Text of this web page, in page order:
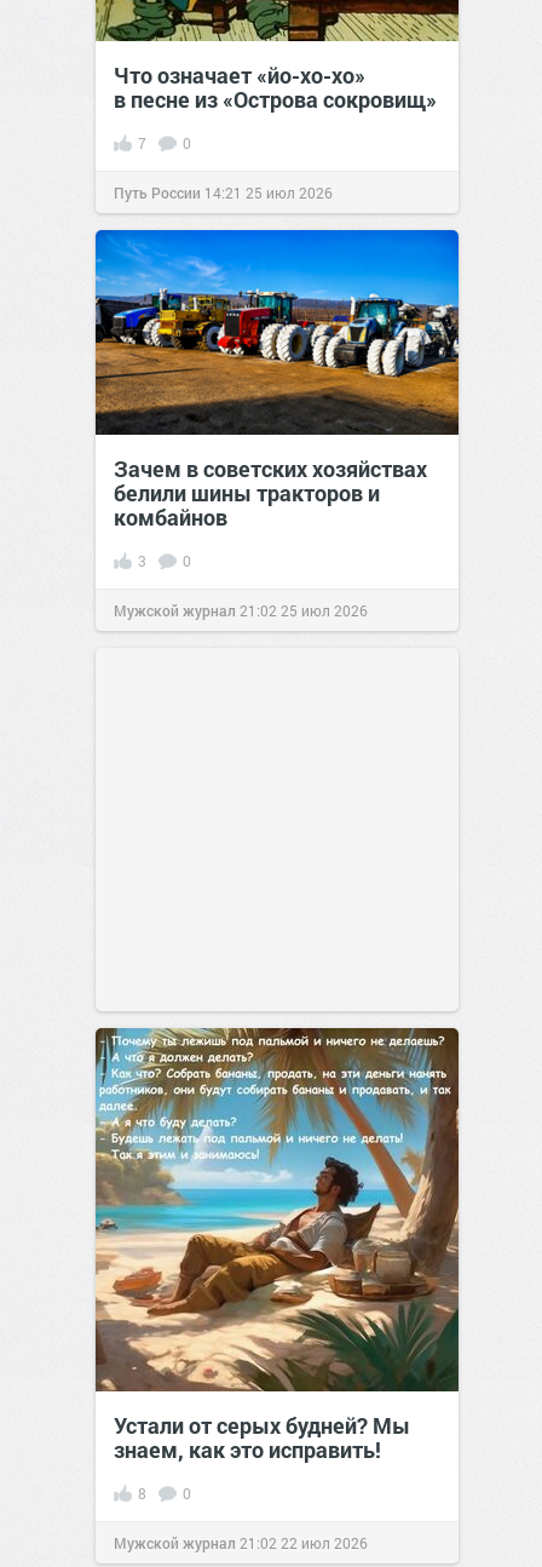
Что означает «йо-хо-хо»
в песне из «Острова сокровищ»
7 0
Путь России 14:21 25 июл 2026
Зачем в советских хозяйствах
белили шины тракторов и
комбайнов
3 0
Мужской журнал 21:02 25 июл 2026
Устали от серых будней? Мы
знаем, как это исправить!
8 0
Мужской журнал 21:02 22 июл 2026